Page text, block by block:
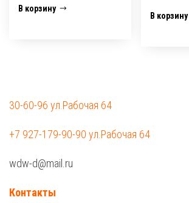
В корзину
В корзину
30-60-96 ул.Рабочая 64
+7 927-179-90-90 ул.Рабочая 64
wdw-d@mail.ru
Контакты